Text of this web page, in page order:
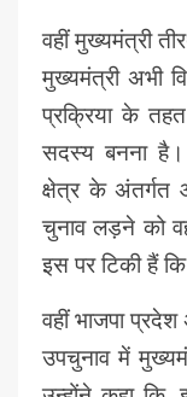
वहीं मुख्यमंत्री
मुख्यमंत्री अभी
प्रक्रिया के
सदस्य बनना है।
क्षेत्र के अंतर्गत
चुनाव लड़ने को
इस पर टिकी हैं
वहीं भाजपा
उपचुनाव में